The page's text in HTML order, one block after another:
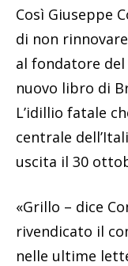
Così Giuseppe
di non
al fondatore
nuovo libro di
L’idillio fatale
centrale
uscita il 30
«Grillo – dice
rivendicato il
nelle ultime